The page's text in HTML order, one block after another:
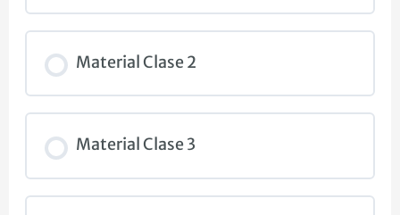
Material Clase 2
Material Clase 3